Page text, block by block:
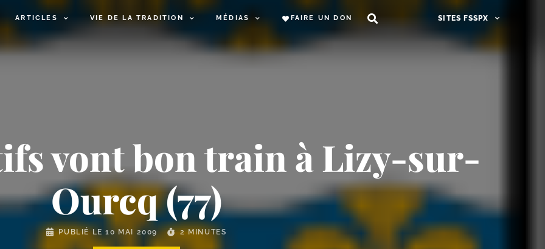
ARTICLES VIE DE LA TRADITION MÉDIAS FAIRE UN DON SITES FSSPX
vont bon train à Lizy-​sur-​
Ourcq (77)
PUBLIÉ LE10 MAI 2009 2 MINUTES